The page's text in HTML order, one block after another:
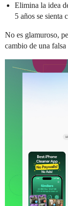
Elimina la idea
5 años se sienta
No es glamuroso,
cambio de una